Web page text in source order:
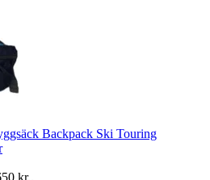
Backpack Ski Touring